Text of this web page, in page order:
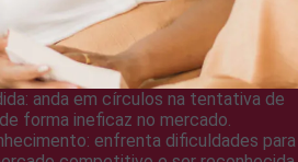
anda em círculos na tentativa de
forma ineficaz no mercado.
enfrenta dificuldades para